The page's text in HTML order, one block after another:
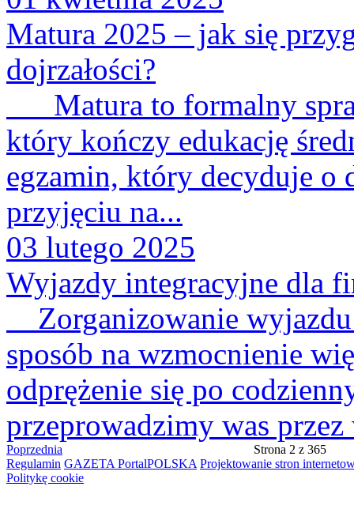
Matura 2025 – jak się
dojrzałości?
Matura to formalny
który kończy edukację
egzamin, który decyduje o
przyjęciu na...
03 lutego 2025
Wyjazdy integracyjne dla
Zorganizowanie
sposób na wzmocnienie
odprężenie się po
przeprowadzimy was
Poprzednia
Strona 2 z 365
Regulamin GAZETA PortalPOLSKA Projektowanie stron
Politykę cookie